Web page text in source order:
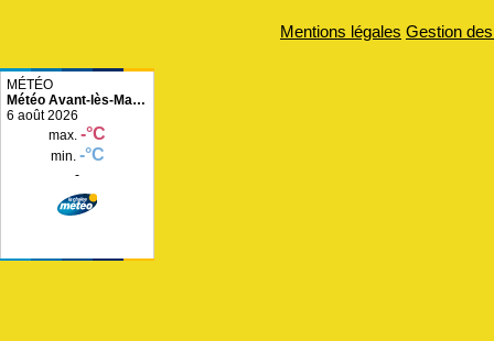
Mentions légales Gestion
Météo Avant-lès-
Marcilly